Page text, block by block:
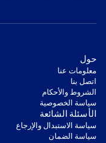
‫حول‬
معلومات عنا
اتصل بنا
‫الشروط والأحكام‬
‫سياسة الخصوصية‬
‫الأسئلة الشائعة‬
‫سياسة الاستبدال والإرجاع‬
‫سياسة الضمان‬